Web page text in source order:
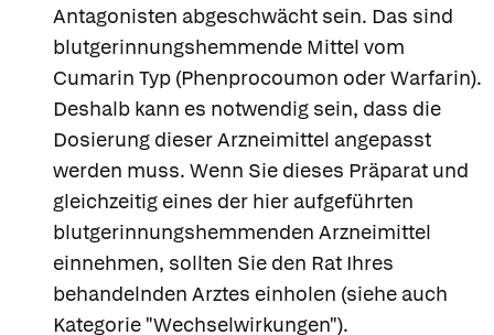
Antagonisten abgeschwächt sein. Das sind
blutgerinnungshemmende Mittel vom
Cumarin Typ (Phenprocoumon oder Warfarin).
Deshalb kann es notwendig sein, dass die
Dosierung dieser Arzneimittel angepasst
werden muss. Wenn Sie dieses Präparat und
gleichzeitig eines der hier aufgeführten
blutgerinnungshemmenden Arzneimittel
einnehmen, sollten Sie den Rat Ihres
behandelnden Arztes einholen (siehe auch
Kategorie "Wechselwirkungen").